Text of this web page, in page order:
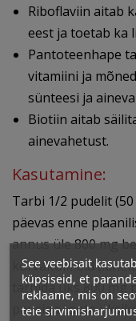
Riboflaviin aitab
eest ja toetab ka
Pantoteenhape
vitamiini ja
sünteesi ja
Biotiin aitab
ainevahetust.
Kasutamine:
Tarbi 1/2 pudelit
päevas enne
annus üle 800 mg
kõrvaltoimeid
tarbida üks 800
pausiga toote
See veebisait
küpsiseid, et
reklaame, mis on
teie